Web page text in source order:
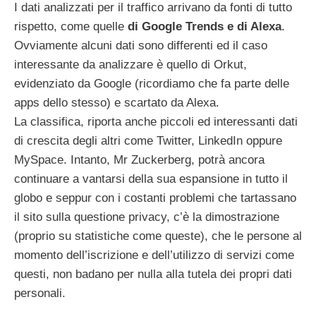
I dati analizzati per il traffico arrivano da fonti di tutto
rispetto, come quelle di Google Trends e di Alexa.
Ovviamente alcuni dati sono differenti ed il caso
interessante da analizzare è quello di Orkut,
evidenziato da Google (ricordiamo che fa parte delle
apps dello stesso) e scartato da Alexa.
La classifica, riporta anche piccoli ed interessanti dati
di crescita degli altri come Twitter, LinkedIn oppure
MySpace. Intanto, Mr Zuckerberg, potrà ancora
continuare a vantarsi della sua espansione in tutto il
globo e seppur con i costanti problemi che tartassano
il sito sulla questione privacy, c’è la dimostrazione
(proprio su statistiche come queste), che le persone al
momento dell’iscrizione e dell’utilizzo di servizi come
questi, non badano per nulla alla tutela dei propri dati
personali.